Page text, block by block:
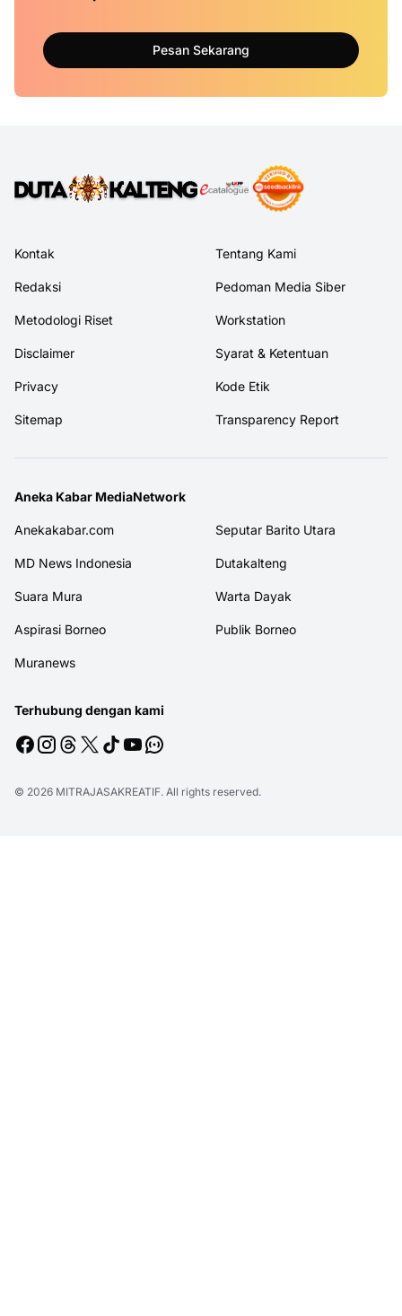
Pesan Sekarang
Kontak Tentang Kami
Redaksi Pedoman Media Siber
Metodologi Riset Workstation
Disclaimer Syarat & Ketentuan
Privacy Kode Etik
Sitemap Transparency Report
Aneka Kabar MediaNetwork
Anekakabar.com Seputar Barito Utara
MD News Indonesia Dutakalteng
Suara Mura Warta Dayak
Aspirasi Borneo Publik Borneo
Muranews
Terhubung dengan kami
© 2026 MITRAJASAKREATIF. All rights reserved.